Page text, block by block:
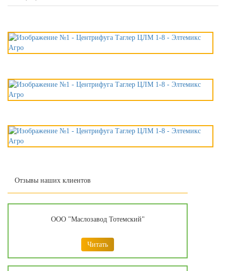
Отзывы наших клиентов
ООО "Маслозавод Тотемский"
Читать